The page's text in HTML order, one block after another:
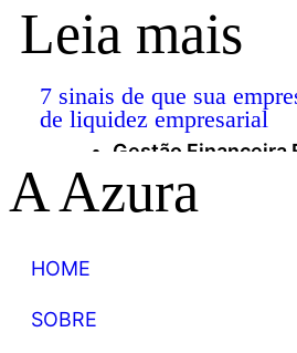
Leia mais
Gestão Financeira
7 sinais de que sua
de liquidez empresarial
A Azura
HOME
SOBRE